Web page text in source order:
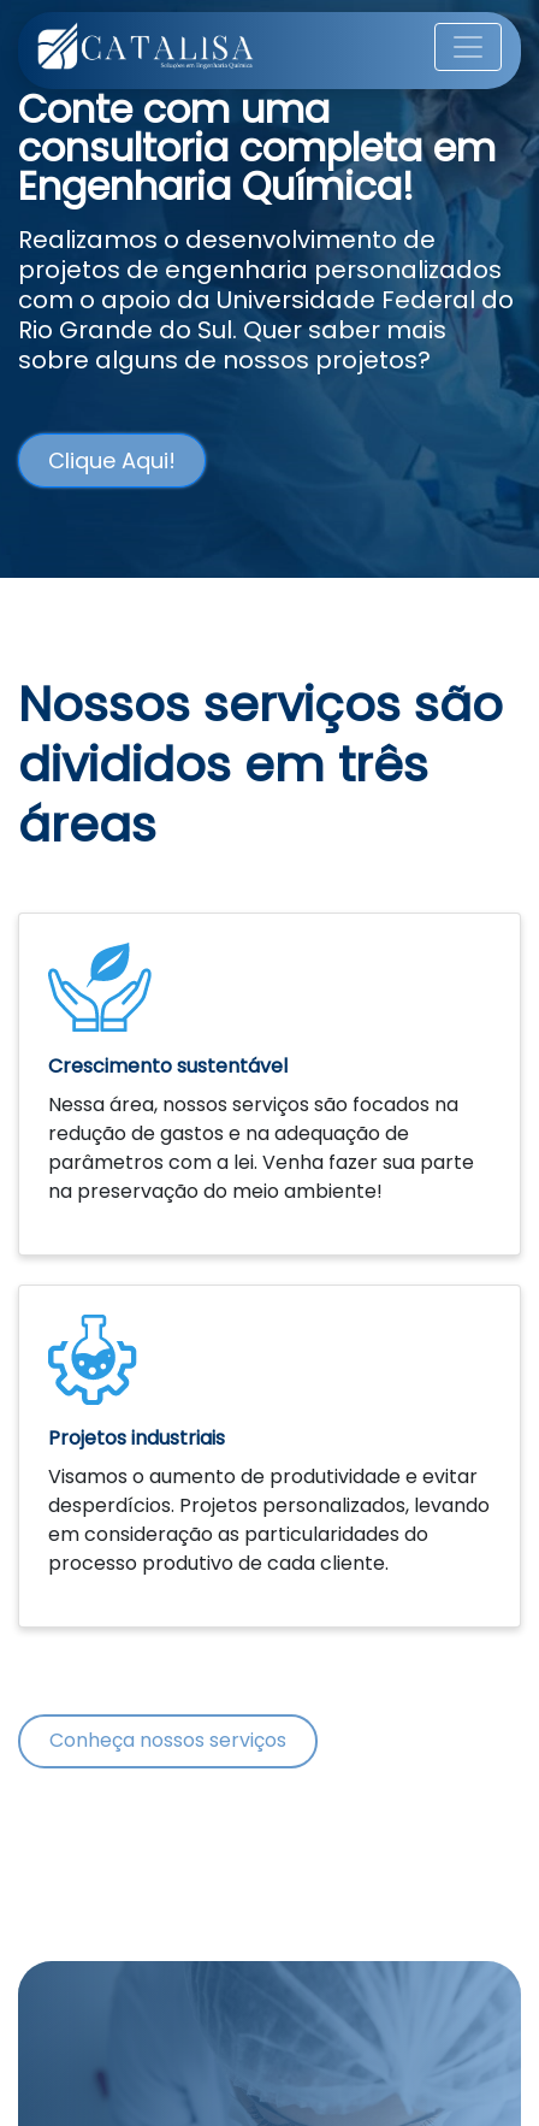
Conte com uma
consultoria completa em
Engenharia Química!
Realizamos o desenvolvimento de
projetos de engenharia personalizados
com o apoio da Universidade Federal do
Rio Grande do Sul. Quer saber mais
sobre alguns de nossos projetos?
Clique Aqui!
Nossos serviços são
divididos em três
áreas
Crescimento sustentável
Nessa área, nossos serviços são focados na
redução de gastos e na adequação de
parâmetros com a lei. Venha fazer sua parte
na preservação do meio ambiente!
Saiba mais
Projetos industriais
Visamos o aumento de produtividade e evitar
desperdícios. Projetos personalizados, levando
em consideração as particularidades do
processo produtivo de cada cliente.
Saiba mais
Conheça nossos serviços